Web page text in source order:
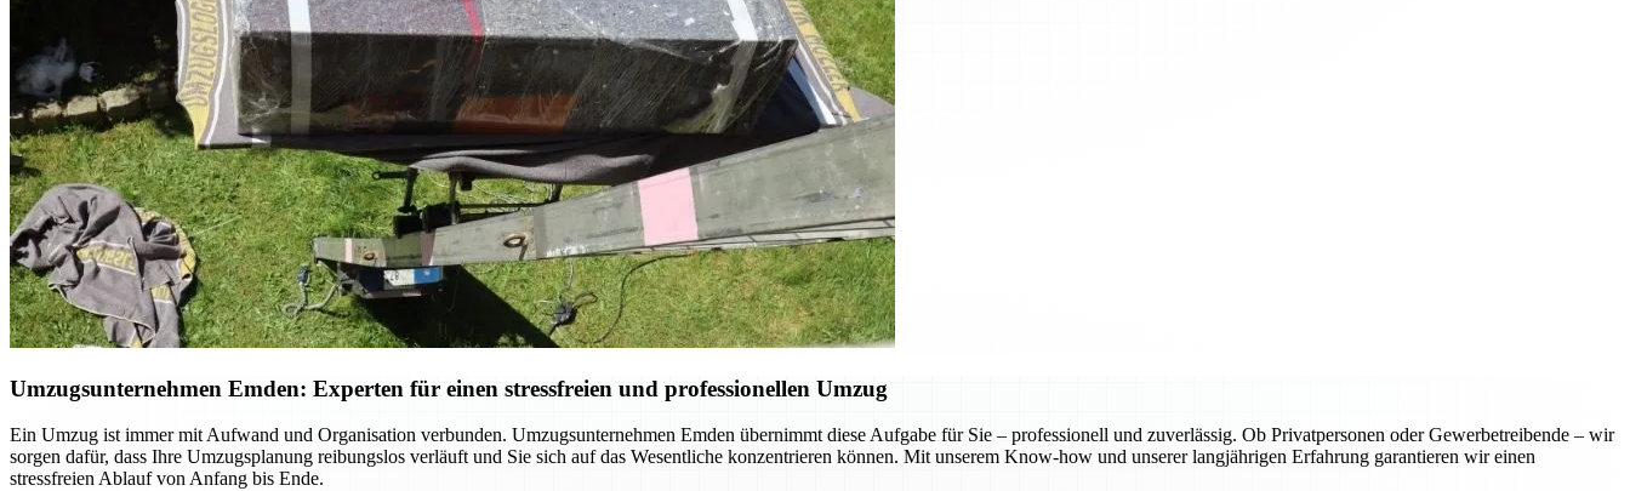
Umzugsunternehmen Emden: Experten für einen stressfreien und professionellen Umzug
Ein Umzug ist immer mit Aufwand und Organisation verbunden. Umzugsunternehmen Emden übernimmt diese Aufgabe für Sie – professionell und zuverlässig. Ob Privatpersonen oder Gewerbetreibende – wir
sorgen dafür, dass Ihre Umzugsplanung reibungslos verläuft und Sie sich auf das Wesentliche konzentrieren können. Mit unserem Know-how und unserer langjährigen Erfahrung garantieren wir einen
stressfreien Ablauf von Anfang bis Ende.